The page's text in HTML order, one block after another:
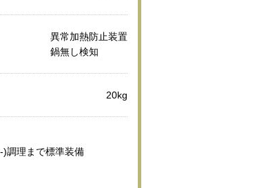
異常加熱防止装置
鍋無し検知
20kg
)調理まで標準装備